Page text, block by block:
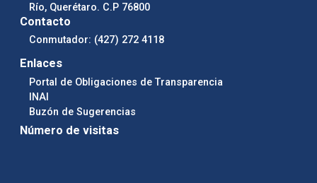
Río, Querétaro. C.P 76800
Contacto
Conmutador: (427) 272 4118
Enlaces
Portal de Obligaciones de Transparencia
INAI
Buzón de Sugerencias
Número de visitas